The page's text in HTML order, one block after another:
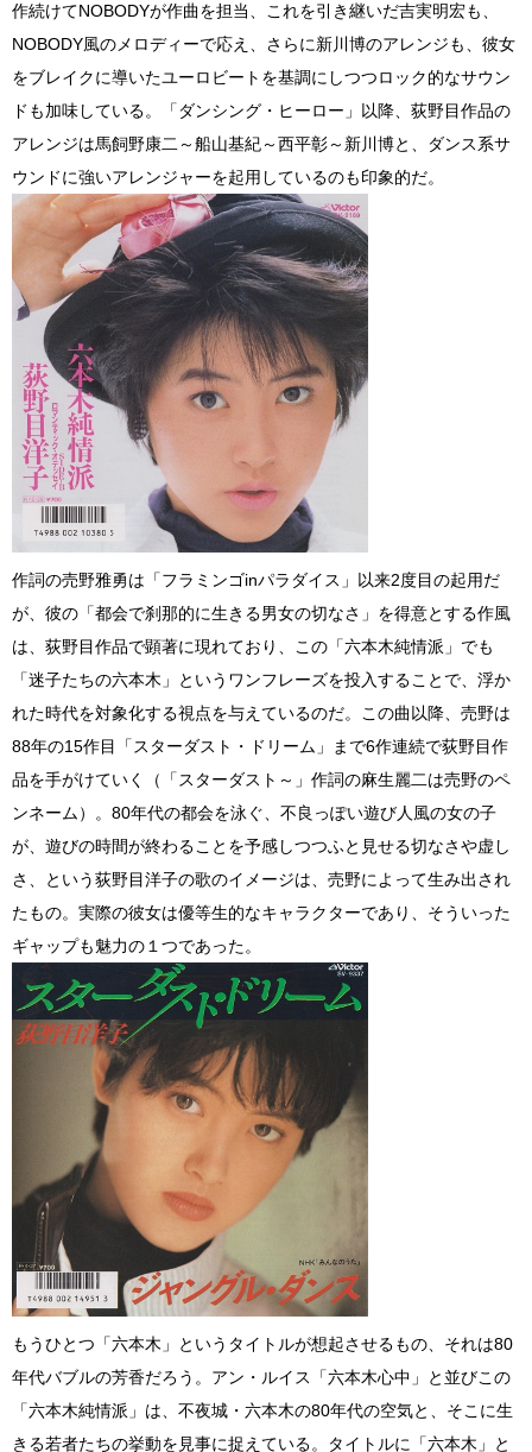
作続けてNOBODYが作曲を担当、これを引き継いだ吉実明宏も、
NOBODY風のメロディーで応え、さらに新川博のアレンジも、彼女
をブレイクに導いたユーロビートを基調にしつつロック的なサウン
ドも加味している。「ダンシング・ヒーロー」以降、荻野目作品の
アレンジは馬飼野康二～船山基紀～西平彰～新川博と、ダンス系サ
ウンドに強いアレンジャーを起用しているのも印象的だ。
作詞の売野雅勇は「フラミンゴinパラダイス」以来2度目の起用だ
が、彼の「都会で刹那的に生きる男女の切なさ」を得意とする作風
は、荻野目作品で顕著に現れており、この「六本木純情派」でも
「迷子たちの六本木」というワンフレーズを投入することで、浮か
れた時代を対象化する視点を与えているのだ。この曲以降、売野は
88年の15作目「スターダスト・ドリーム」まで6作連続で荻野目作
品を手がけていく（「スターダスト～」作詞の麻生麗二は売野のペ
ンネーム）。80年代の都会を泳ぐ、不良っぽい遊び人風の女の子
が、遊びの時間が終わることを予感しつつふと見せる切なさや虚し
さ、という荻野目洋子の歌のイメージは、売野によって生み出され
たもの。実際の彼女は優等生的なキャラクターであり、そういった
ギャップも魅力の１つであった。
もうひとつ「六本木」というタイトルが想起させるもの、それは80
年代バブルの芳香だろう。アン・ルイス「六本木心中」と並びこの
「六本木純情派」は、不夜城・六本木の80年代の空気と、そこに生
きる若者たちの挙動を見事に捉えている。タイトルに「六本木」と